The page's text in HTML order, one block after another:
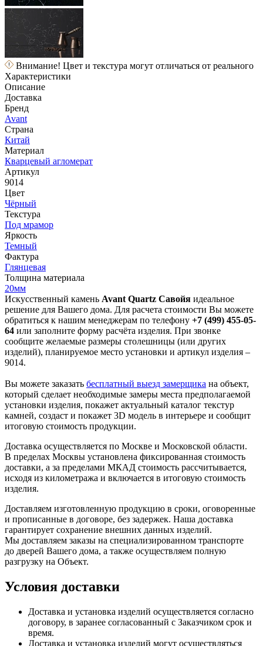
Внимание! Цвет и текстура могут отличаться от реального
Характеристики
Описание
Доставка
Бренд
Avant
Страна
Китай
Материал
Кварцевый агломерат
Артикул
9014
Цвет
Чёрный
Текстура
Под мрамор
Яркость
Темный
Фактура
Глянцевая
Толщина материала
20мм
Искусственный камень Avant Quartz Савойя идеальное
решение для Вашего дома. Для расчета стоимости Вы можете
обратиться к нашим менеджерам по телефону +7 (499) 455-05-
64 или заполните форму расчёта изделия. При звонке
сообщите желаемые размеры столешницы (или других
изделий), планируемое место установки и артикул изделия –
9014.
Вы можете заказать бесплатный выезд замерщика на объект,
который сделает необходимые замеры места предполагаемой
установки изделия, покажет актуальный каталог текстур
камней, создаст и покажет 3D модель в интерьере и сообщит
итоговую стоимость продукции.
Доставка осуществляется по Москве и Московской области.
В пределах Москвы установлена фиксированная стоимость
доставки, а за пределами МКАД стоимость рассчитывается,
исходя из километража и включается в итоговую стоимость
изделия.
Доставляем изготовленную продукцию в сроки, оговоренные
и прописанные в договоре, без задержек. Наша доставка
гарантирует сохранение внешних данных изделий.
Мы доставляем заказы на специализированном транспорте
до дверей Вашего дома, а также осуществляем полную
разгрузку на Объект.
Условия доставки
Доставка и установка изделий осуществляется согласно
договору, в заранее согласованный с Заказчиком срок и
время.
Доставка и установка изделий могут осуществляться